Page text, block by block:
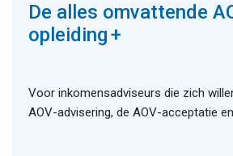
De alles omvattende
opleiding
Voor inkomensadviseurs die zich
AOV-advisering, de AOV-acceptatie